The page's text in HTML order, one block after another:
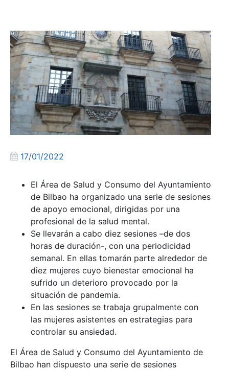
17/01/2022
El Área de Salud y Consumo del Ayuntamiento
de Bilbao ha organizado una serie de sesiones
de apoyo emocional, dirigidas por una
profesional de la salud mental.
Se llevarán a cabo diez sesiones –de dos
horas de duración-, con una periodicidad
semanal. En ellas tomarán parte alrededor de
diez mujeres cuyo bienestar emocional ha
sufrido un deterioro provocado por la
situación de pandemia.
En las sesiones se trabaja grupalmente con
las mujeres asistentes en estrategias para
controlar su ansiedad.
El Área de Salud y Consumo del Ayuntamiento de
Bilbao han dispuesto una serie de sesiones